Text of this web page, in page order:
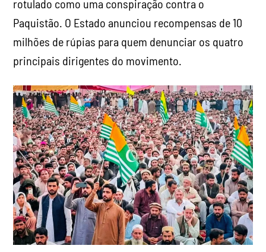
rotulado como uma conspiração contra o
Paquistão. O Estado anunciou recompensas de 10
milhões de rúpias para quem denunciar os quatro
principais dirigentes do movimento.